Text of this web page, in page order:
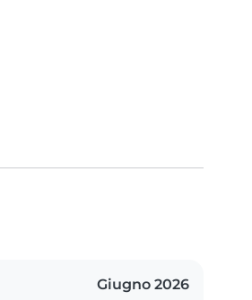
Giugno 2026